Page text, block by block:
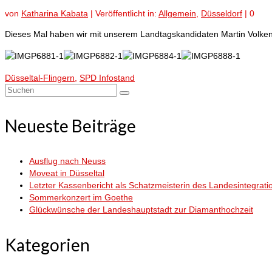
von Katharina Kabata | Veröffentlicht in: Allgemein Düsseldorf | 0
Dieses Mal haben wir mit unserem Landtagskandidaten Martin
Düsseltal-Flingern SPD Infostand
Suchen
Neueste Beiträge
Ausflug nach Neuss
Moveat in Düsseltal
Letzter Kassenbericht als Schatzmeisterin des
Sommerkonzert im Goethe
Glückwünsche der Landeshauptstadt zur Diamanthochzeit
Kategorien